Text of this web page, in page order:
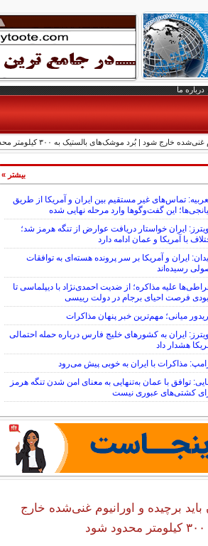
درباره ما
شود | بُرد موشک‌های بالستیک به ۳۰۰ کیلومتر محدود شود
تماس‌های غیر مستقیم بین ایران و آمریکا از طریق
این گفت‌و‌گو‌ها وارد مرحله نهایی شده
ایران خواستار دریافت عوارض از تنگه هرمز شد؛
با آمریکا و عمان ادامه دارد
ایران و آمریکا بر سر پرونده هسته‌ای به توافقات
رسیده‌اند
علیه مذاکره؛ از ضدیت احمدی‌نژاد با دیپلماسی تا
فرصت احیای برجام در دولت رییسی
میانی؛ مهم‌ترین خبر پنهان مذاکرات
ایران به کشورهای خلیج فارس درباره حمله احتمالی
هشدار داد
مذاکرات با ایران به خوبی پیش می‌رود
توافق با عمان به‌تنهایی به معنای امن شدن تنگه هرمز
کشتی‌های عبوری نیست
بیشتر »
برچیده و اورانیوم غنی‌شده خارج